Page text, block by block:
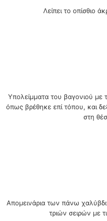
Λείπει το οπίσθιο
Υπολείμματα του βαγονιού με
όπως βρέθηκε επί τόπου, και
στη
Απομεινάρια των πάνω
τριών σειρών με